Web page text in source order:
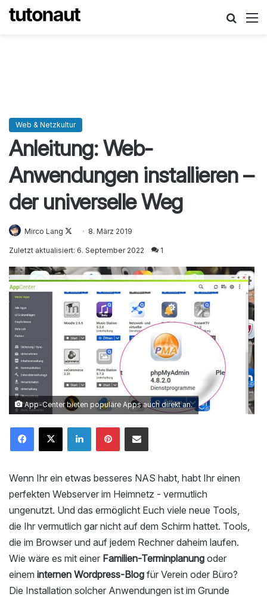
Web & Netzkultur
Anleitung: Web-
Anwendungen installieren –
der universelle Weg
Mirco Lang
Follow
on
8. März 2019
Zuletzt aktualisiert: 6. September 2022 1
App-Center bieten populäre Apps auch direkt an.
Wenn Ihr ein etwas besseres NAS habt, habt Ihr einen
perfekten Webserver im Heimnetz - vermutlich
ungenutzt. Und das ermöglicht Euch viele neue Tools,
die Ihr vermutlich gar nicht auf dem Schirm hattet. Tools,
die im Browser und auf jedem Rechner daheim laufen.
Wie wäre es mit einer Familien-Terminplanung oder
einem internen Wordpress-Blog für Verein oder Büro?
Die Installation solcher Anwendungen ist im Grunde